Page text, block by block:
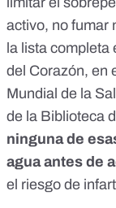
activo, no fumar
la lista completa
del Corazón, en
Mundial de la
de la Biblioteca
ninguna de
agua antes de
el riesgo de